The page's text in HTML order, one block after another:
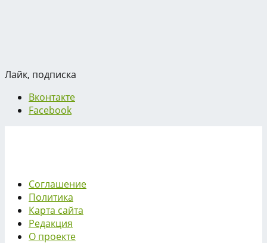
Лайк, подписка
Вконтакте
Facebook
Соглашение
Политика
Карта сайта
Редакция
О проекте